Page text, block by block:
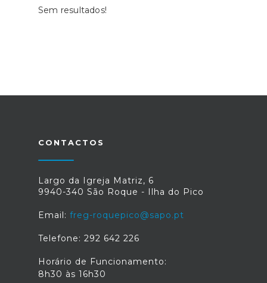
Sem resultados!
CONTACTOS
Largo da Igreja Matriz, 6
9940-340 São Roque - Ilha do Pico
Email: freg-roquepico@sapo.pt
Telefone: 292 642 226
Horário de Funcionamento:
8h30 às 16h30